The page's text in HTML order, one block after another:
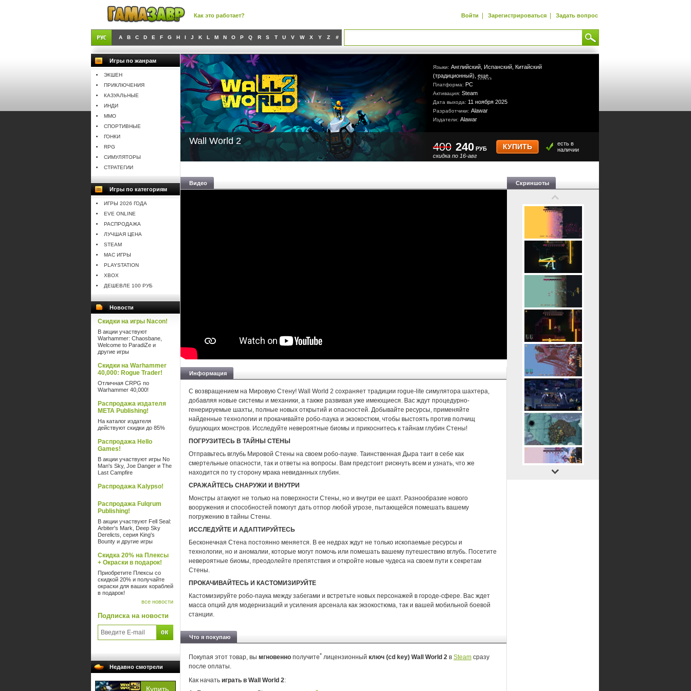
Как это работает? Войти | Зарегистрироваться | Задать вопрос
A B C D E F G H I J K L M N O P Q R S T U V W X Y Z #
Игры по жанрам
ЭКШЕН
ПРИКЛЮЧЕНИЯ
КАЗУАЛЬНЫЕ
ИНДИ
MMO
СПОРТИВНЫЕ
ГОНКИ
RPG
СИМУЛЯТОРЫ
СТРАТЕГИИ
Игры по категориям
ИГРЫ 2026 ГОДА
EVE ONLINE
РАСПРОДАЖА
ЛУЧШАЯ ЦЕНА
STEAM
MAC ИГРЫ
PLAYSTATION
XBOX
ДЕШЕВЛЕ 100 РУБ
Новости
Скидки на игры Nacon!
В акции участвуют
Warhammer: Chaosbane,
Welcome to ParadiZe и
другие игры
Скидки на Warhammer
40,000: Rogue Trader!
Отличная CRPG по
Warhammer 40,000!
Распродажа издателя
META Publishing!
На каталог издателя
действуют скидки до 85%
Распродажа Hello
Games!
В акции участвуют игры No
Man's Sky, Joe Danger и The
Last Campfire
Распродажа Kalypso!
Распродажа Fulqrum
Publishing!
В акции участвуют Fell Seal:
Arbiter's Mark, Deep Sky
Derelicts, серия King's
Bounty и другие игры
Скидка 20% на Плексы
+ Окраски в подарок!
Приобретите Плексы со
скидкой 20% и получайте
окраски для ваших кораблей
в подарок!
все новости
Подписка на новости
Недавно смотрели
Языки: Английский, Испанский, Китайский
(традиционный), еще..
Платформа: PC
Активация: Steam
Дата выхода: 11 ноября 2025
Разработчики: Alawar
Издатели: Alawar
Wall World 2 400
скидка по 16-авг
240 РУБ КУПИТЬ
есть в
наличии
Видео
Информация
С возвращением на Мировую Стену! Wall World 2 сохраняет традиции rogue-lite симулятора шахтера,
добавляя новые системы и механики, а также развивая уже имеющиеся. Вас ждут процедурно-
генерируемые шахты, полные новых открытий и опасностей. Добывайте ресурсы, применяйте
найденные технологии и прокачивайте робо-паука и экзокостюм, чтобы выстоять против полчищ
бушующих монстров. Исследуйте невероятные биомы и прикоснитесь к тайнам глубин Стены!
ПОГРУЗИТЕСЬ В ТАЙНЫ СТЕНЫ
Отправьтесь вглубь Мировой Стены на своем робо-пауке. Таинственная Дыра таит в себе как
смертельные опасности, так и ответы на вопросы. Вам предстоит рискнуть всем и узнать, что же
находится по ту сторону мрака невиданных глубин.
СРАЖАЙТЕСЬ СНАРУЖИ И ВНУТРИ
Монстры атакуют не только на поверхности Стены, но и внутри ее шахт. Разнообразие нового
вооружения и способностей помогут дать отпор любой угрозе, пытающейся помешать вашему
погружению в тайны Стены.
ИССЛЕДУЙТЕ И АДАПТИРУЙТЕСЬ
Бесконечная Стена постоянно меняется. В ее недрах ждут не только ископаемые ресурсы и
технологии, но и аномалии, которые могут помочь или помешать вашему путешествию вглубь. Посетите
невероятные биомы, преодолейте препятствия и откройте новые чудеса на своем пути к секретам
Стены.
ПРОКАЧИВАЙТЕСЬ И КАСТОМИЗИРУЙТЕ
Кастомизируйте робо-паука между забегами и встретьте новых персонажей в городе-сфере. Вас ждет
масса опций для модернизаций и усиления арсенала как экзокостюма, так и вашей мобильной боевой
станции.
Что я покупаю
Покупая этот товар, вы мгновенно получите* лицензионный ключ (cd key) Wall World 2 в Steam сразу
после оплаты.
Как начать играть в Wall World 2:
Скриншоты